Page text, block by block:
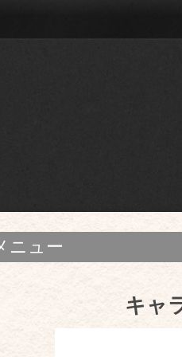
ニュー
キャ